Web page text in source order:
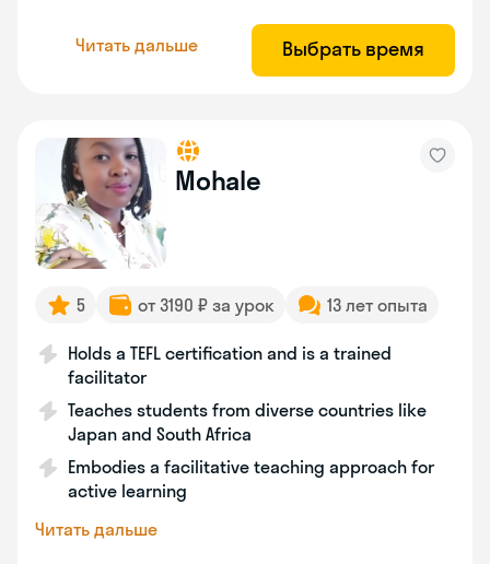
Читать дальше Выбрать время
Mohale
5 от 3190 ₽ за урок 13 лет опыта
Holds a TEFL certification and is a trained
facilitator
Teaches students from diverse countries like
Japan and South Africa
Embodies a facilitative teaching approach for
active learning
Читать дальше